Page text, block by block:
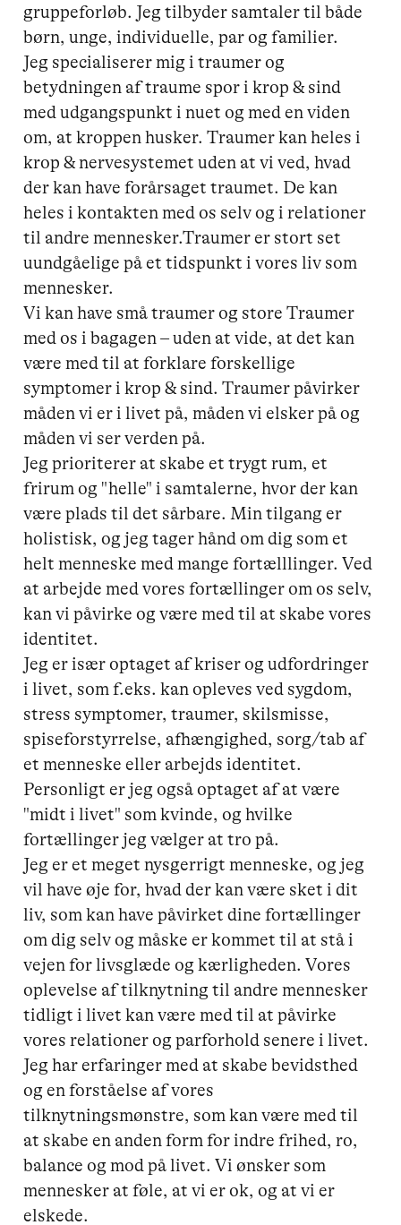
gruppeforløb. Jeg tilbyder samtaler til både
børn, unge, individuelle, par og familier.
Jeg specialiserer mig i traumer og
betydningen af traume spor i krop & sind
med udgangspunkt i nuet og med en viden
om, at kroppen husker. Traumer kan heles i
krop & nervesystemet uden at vi ved, hvad
der kan have forårsaget traumet. De kan
heles i kontakten med os selv og i relationer
til andre mennesker.Traumer er stort set
uundgåelige på et tidspunkt i vores liv som
mennesker.
Vi kan have små traumer og store Traumer
med os i bagagen – uden at vide, at det kan
være med til at forklare forskellige
symptomer i krop & sind. Traumer påvirker
måden vi er i livet på, måden vi elsker på og
måden vi ser verden på.
Jeg prioriterer at skabe et trygt rum, et
frirum og "helle" i samtalerne, hvor der kan
være plads til det sårbare. Min tilgang er
holistisk, og jeg tager hånd om dig som et
helt menneske med mange fortælllinger. Ved
at arbejde med vores fortællinger om os selv,
kan vi påvirke og være med til at skabe vores
identitet.
Jeg er især optaget af kriser og udfordringer
i livet, som f.eks. kan opleves ved sygdom,
stress symptomer, traumer, skilsmisse,
spiseforstyrrelse, afhængighed, sorg/tab af
et menneske eller arbejds identitet.
Personligt er jeg også optaget af at være
"midt i livet" som kvinde, og hvilke
fortællinger jeg vælger at tro på.
Jeg er et meget nysgerrigt menneske, og jeg
vil have øje for, hvad der kan være sket i dit
liv, som kan have påvirket dine fortællinger
om dig selv og måske er kommet til at stå i
vejen for livsglæde og kærligheden. Vores
oplevelse af tilknytning til andre mennesker
tidligt i livet kan være med til at påvirke
vores relationer og parforhold senere i livet.
Jeg har erfaringer med at skabe bevidsthed
og en forståelse af vores
tilknytningsmønstre, som kan være med til
at skabe en anden form for indre frihed, ro,
balance og mod på livet. Vi ønsker som
mennesker at føle, at vi er ok, og at vi er
elskede.